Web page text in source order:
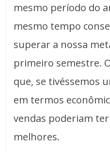
mesmo período do
mesmo tempo
superar a nossa
primeiro semestre.
que, se tivéssemos
em termos
vendas poderiam
melhores.